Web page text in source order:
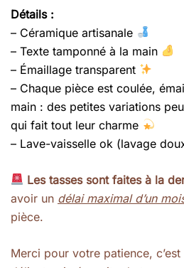
Détails :
– Céramique artisanale
– Texte tamponné à la main
– Émaillage transparent
– Chaque pièce est coulée,
main : des petites variations
qui fait tout leur charme
– Lave-vaisselle ok (lavage
Les tasses sont faites à la
avoir un délai maximal d’un
pièce.
Merci pour votre patience,